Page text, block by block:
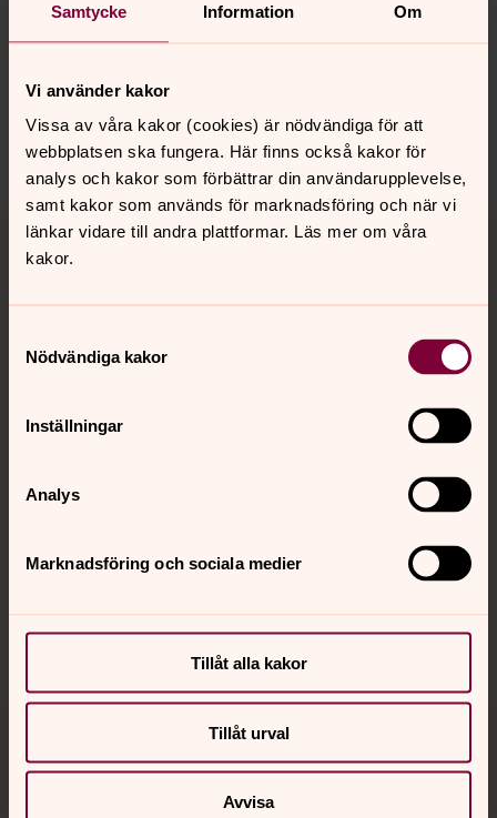
Samtycke Information Om
Vi använder kakor
Vissa av våra kakor (cookies) är nödvändiga för att
webbplatsen ska fungera. Här finns också kakor för
analys och kakor som förbättrar din användarupplevelse,
samt kakor som används för marknadsföring och när vi
länkar vidare till andra plattformar. Läs mer om våra
kakor.
Nödvändiga kakor
Inställningar
Analys
Marknadsföring och sociala medier
Tillåt alla kakor
Tillåt urval
Avvisa
Senast ändrad 22 oktober 2020
Synpunkter eller frågor på sidans
arbogabygdens.forsamling@svenskakyrkan.se
Dela
Tillbaka till toppen
Tillbaka till innehållet
Kalender
Hitta snabbt
Sociala kanaler
Jourhavande präst
Akut samtals- och krisstöd. Prata eller chatta anonymt